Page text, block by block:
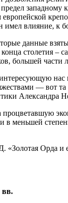
европейской
имел влияние, к
данные
столетия –
большей части
— вот
Александра
процветавшую
в меньшей
«Золотая Орда
вв.